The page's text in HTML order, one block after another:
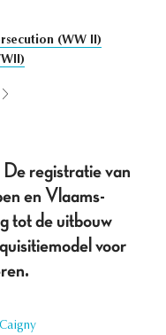
(WW II)
registratie van
en Vlaams-
tot de uitbouw
voor